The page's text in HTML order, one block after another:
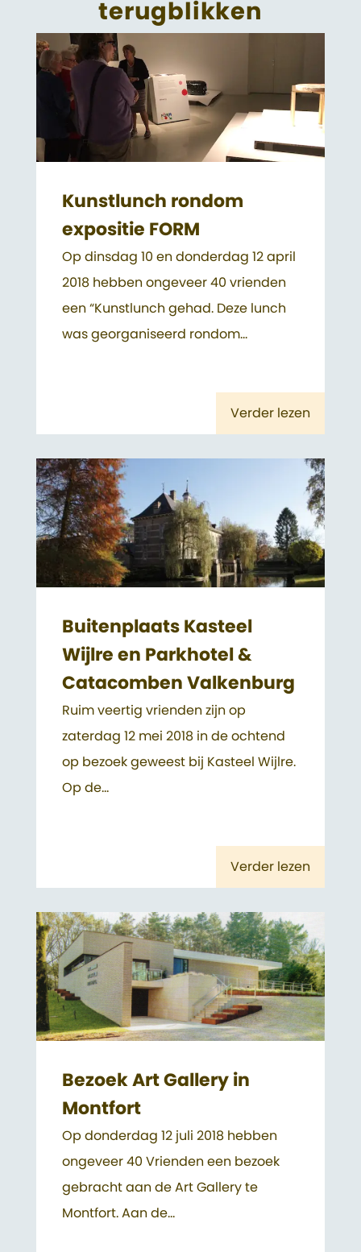
terugblikken
Kunstlunch rondom
expositie FORM
Op dinsdag 10 en donderdag 12 april
2018 hebben ongeveer 40 vrienden
een “Kunstlunch gehad. Deze lunch
was georganiseerd rondom...
Verder lezen
Buitenplaats Kasteel
Wijlre en Parkhotel &
Catacomben Valkenburg
Ruim veertig vrienden zijn op
zaterdag 12 mei 2018 in de ochtend
op bezoek geweest bij Kasteel Wijlre.
Op de...
Verder lezen
Bezoek Art Gallery in
Montfort
Op donderdag 12 juli 2018 hebben
ongeveer 40 Vrienden een bezoek
gebracht aan de Art Gallery te
Montfort. Aan de...